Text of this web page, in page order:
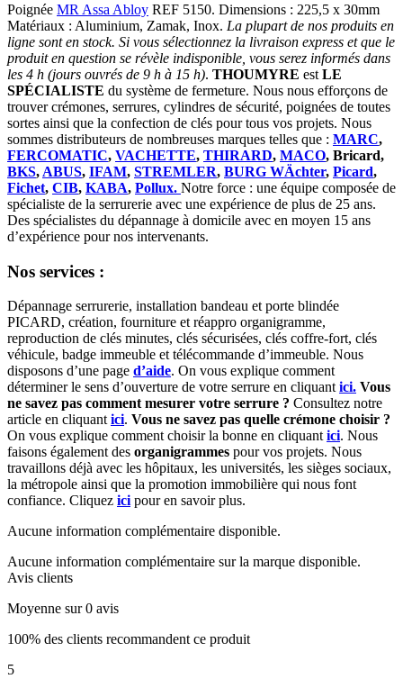
Poignée MR Assa Abloy REF 5150. Dimensions : 225,5 x 30mm
Matériaux : Aluminium, Zamak, Inox. La plupart de nos produits en
ligne sont en stock. Si vous sélectionnez la livraison express et que le
produit en question se révèle indisponible, vous serez informés dans
les 4 h (jours ouvrés de 9 h à 15 h). THOUMYRE est LE
SPÉCIALISTE du système de fermeture. Nous nous efforçons de
trouver crémones, serrures, cylindres de sécurité, poignées de toutes
sortes ainsi que la confection de clés pour tous vos projets. Nous
sommes distributeurs de nombreuses marques telles que : MARC,
FERCOMATIC, VACHETTE, THIRARD, MACO, Bricard,
BKS, ABUS, IFAM, STREMLER, BURG WÄchter, Picard,
Fichet, CIB, KABA, Pollux. Notre force : une équipe composée de
spécialiste de la serrurerie avec une expérience de plus de 25 ans.
Des spécialistes du dépannage à domicile avec en moyen 15 ans
d’expérience pour nos intervenants.
Nos services :
Dépannage serrurerie, installation bandeau et porte blindée
PICARD, création, fourniture et réappro organigramme,
reproduction de clés minutes, clés sécurisées, clés coffre-fort, clés
véhicule, badge immeuble et télécommande d’immeuble. Nous
disposons d’une page d’aide. On vous explique comment
déterminer le sens d’ouverture de votre serrure en cliquant ici. Vous
ne savez pas comment mesurer votre serrure ? Consultez notre
article en cliquant ici. Vous ne savez pas quelle crémone choisir ?
On vous explique comment choisir la bonne en cliquant ici. Nous
faisons également des organigrammes pour vos projets. Nous
travaillons déjà avec les hôpitaux, les universités, les sièges sociaux,
la métropole ainsi que la promotion immobilière qui nous font
confiance. Cliquez ici pour en savoir plus.
Aucune information complémentaire disponible.
Aucune information complémentaire sur la marque disponible.
Avis clients
Moyenne sur 0 avis
100% des clients recommandent ce produit
5